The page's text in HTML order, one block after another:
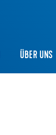
ÜBER UNS